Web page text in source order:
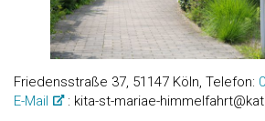
Friedensstraße 37, 51147 Köln, Telefon:
E-Mail
: kita-st-mariae-